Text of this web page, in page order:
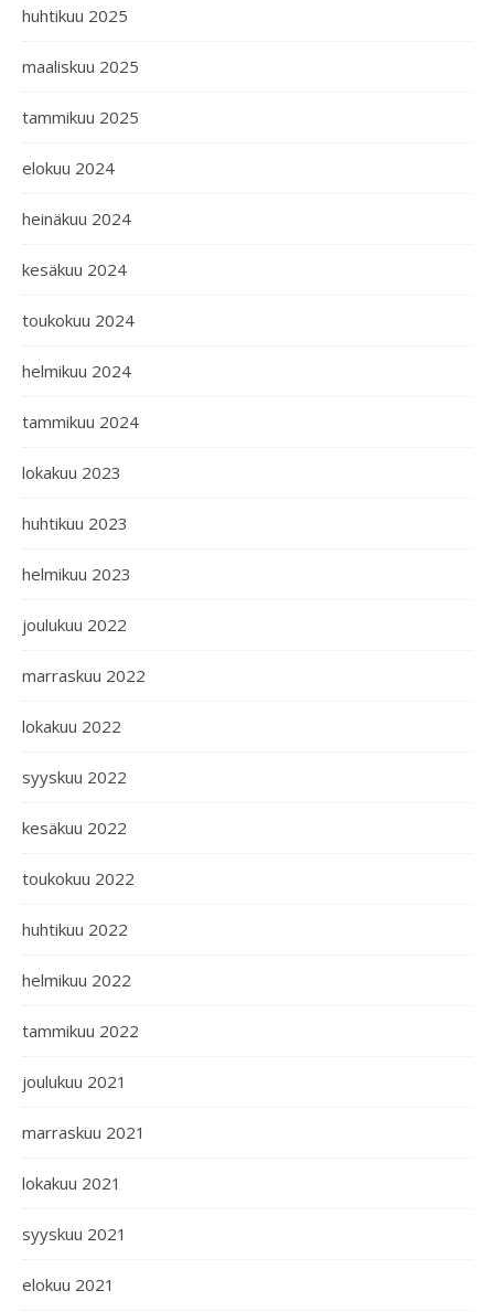
huhtikuu 2025
maaliskuu 2025
tammikuu 2025
elokuu 2024
heinäkuu 2024
kesäkuu 2024
toukokuu 2024
helmikuu 2024
tammikuu 2024
lokakuu 2023
huhtikuu 2023
helmikuu 2023
joulukuu 2022
marraskuu 2022
lokakuu 2022
syyskuu 2022
kesäkuu 2022
toukokuu 2022
huhtikuu 2022
helmikuu 2022
tammikuu 2022
joulukuu 2021
marraskuu 2021
lokakuu 2021
syyskuu 2021
elokuu 2021